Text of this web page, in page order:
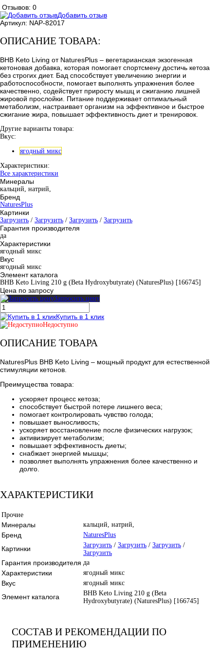
Отзывов: 0
Добавить отзыв
Артикул: NAP-82017
ОПИСАНИЕ ТОВАРА:
BHB Keto Living от NaturesPlus – вегетарианская экзогенная
кетоновая добавка, которая помогает спортсмену достичь кетоза
без строгих диет. Бад способствует увеличению энергии и
работоспособности, помогает выполнять упражнения более
качественно, содействует приросту мышц и сжиганию лишней
жировой прослойки. Питание поддерживает оптимальный
метаболизм, настраивает организм на эффективное и быстрое
сжигание жира, повышает эффективность диет и тренировок.
Другие варианты товара:
Вкус:
ягодный микс
Характеристики:
Все характеристики
Минералы
кальций, натрий,
Бренд
NaturesPlus
Картинки
Загрузить / Загрузить / Загрузить / Загрузить
Гарантия производителя
да
Характеристики
ягодный микс
Вкус
ягодный микс
Элемент каталога
BHB Keto Living 210 g (Beta Hydroxybutyrate) (NaturesPlus) [166745]
Цена по запросу
Запросить цену
Купить в 1 клик
Недоступно
ОПИСАНИЕ ТОВАРА
NaturesPlus BHB Keto Living – мощный продукт для естественной
стимуляции кетонов.
Преимущества товара:
ускоряет процесс кетоза;
способствует быстрой потере лишнего веса;
помогает контролировать чувство голода;
повышает выносливость;
ускоряет восстановление после физических нагрузок;
активизирует метаболизм;
повышает эффективность диеты;
снабжает энергией мышцы;
позволяет выполнять упражнения более качественно и
долго.
ХАРАКТЕРИСТИКИ
Прочие
Минералы кальций, натрий,
Бренд NaturesPlus
Картинки Загрузить / Загрузить / Загрузить /
Загрузить
Гарантия производителя да
Характеристики ягодный микс
Вкус ягодный микс
Элемент каталога
BHB Keto Living 210 g (Beta
Hydroxybutyrate) (NaturesPlus) [166745]
СОСТАВ И РЕКОМЕНДАЦИИ ПО
ПРИМЕНЕНИЮ